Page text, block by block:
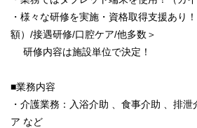
・様々な研修を実施・資格取得支援あり
額）/接遇研修/口腔ケア/他多数＞
研修内容は施設単位で決定！
■業務内容
・介護業務：入浴介助 、食事介助 、排
ア など